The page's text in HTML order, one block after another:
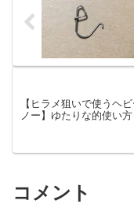
【ヒラメ狙いで使うヘ
ノー】ゆたりな的使い方
コメント